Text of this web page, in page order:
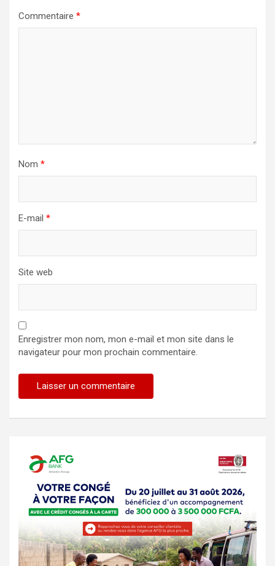
Commentaire *
Nom *
E-mail *
Site web
Enregistrer mon nom, mon e-mail et mon site dans le
navigateur pour mon prochain commentaire.